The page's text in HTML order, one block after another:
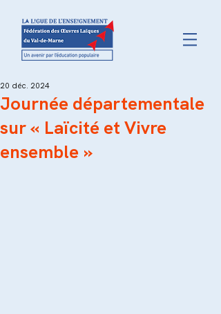
Journée départementale
sur « Laïcité et Vivre
ensemble »
20 déc. 2024